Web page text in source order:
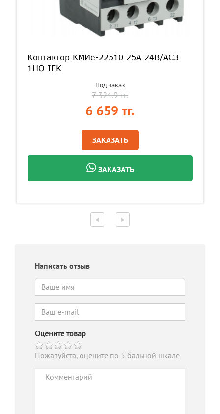
Контактор КМИе-22510 25А 24В/АС3
1НО IEK
Под заказ
7 324.9 тг.
6 659 тг.
ЗАКАЗАТЬ
ЗАКАЗАТЬ
Написать отзыв
Оцените товар
Пожалуйста, оцените по 5 бальной шкале